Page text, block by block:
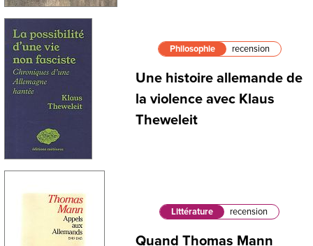
Philosophie recension
Une histoire allemande de
la violence avec Klaus
Theweleit
Littérature recension
Quand Thomas Mann